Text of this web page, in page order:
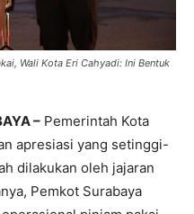
Wali Kota Eri Cahyadi: Ini Bentuk
– Pemerintah Kota
apresiasi yang setinggi-
dilakukan oleh jajaran
Pemkot Surabaya